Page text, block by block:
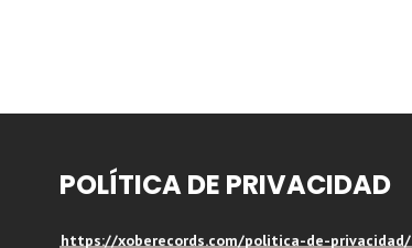
POLÍTICA DE PRIVACIDAD
https://xoberecords.com/politica-de-privacidad/